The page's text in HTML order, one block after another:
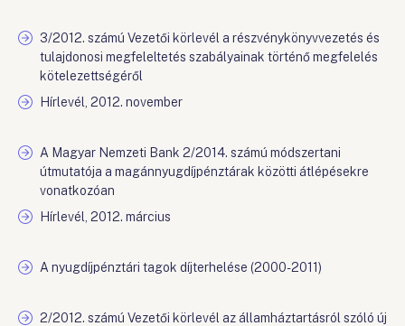
3/2012. számú Vezetői körlevél a részvénykönyvvezetés és
tulajdonosi megfeleltetés szabályainak történő megfelelés
kötelezettségéről
Hírlevél, 2012. november
A Magyar Nemzeti Bank 2/2014. számú módszertani
útmutatója a magánnyugdíjpénztárak közötti átlépésekre
vonatkozóan
Hírlevél, 2012. március
A nyugdíjpénztári tagok díjterhelése (2000-2011)
2/2012. számú Vezetői körlevél az államháztartásról szóló új